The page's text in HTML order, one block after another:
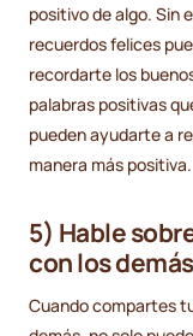
positivo de algo. Sin
recuerdos felices
recordarte los
palabras positivas
pueden ayudarte a
manera más positiva.
5) Hable
con los demás
Cuando compartes